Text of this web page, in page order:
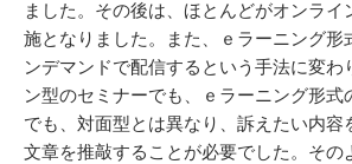
ました。その後は、ほとんどがオンライ
施となりました。また、ｅラーニング形
ンデマンドで配信するという手法に変わ
ン型のセミナーでも、ｅラーニング形式
でも、対面型とは異なり、訴えたい内容
文章を推敲することが必要でした。その